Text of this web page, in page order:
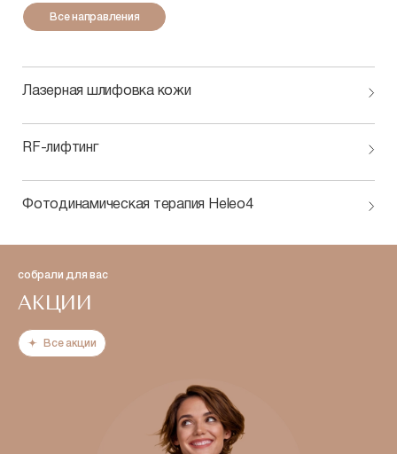
Все направления
Лазерная шлифовка кожи
RF-лифтинг
Фотодинамическая терапия Heleo4
собрали для вас
АКЦИИ
Все акции